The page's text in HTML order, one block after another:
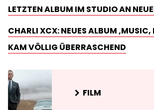
LETZTEN ALBUM IM STUDIO AN
CHARLI XCX: NEUES ALBUM ‚MUSIC,
KAM VÖLLIG ÜBERRASCHEND
FILM